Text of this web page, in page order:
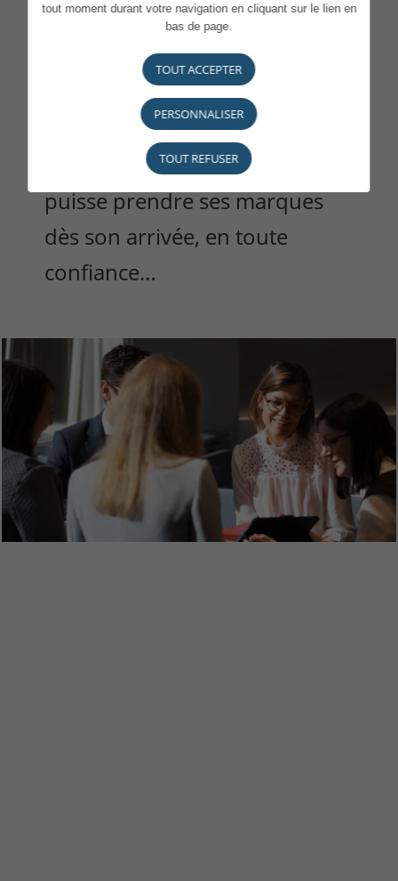
Nous attachons une grande
importance à la qualité de
notre accueil et à chaque étape
de votre intégration : une
attention pour que chacun·e
puisse prendre ses marques
dès son arrivée, en toute
confiance…
tout moment durant votre navigation en cliquant sur le lien en
bas de page.
TOUT ACCEPTER
PERSONNALISER
TOUT REFUSER